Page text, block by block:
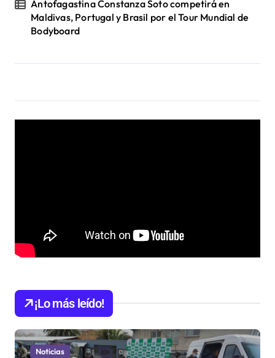
Antofagastina Constanza Soto competirá en
Maldivas, Portugal y Brasil por el Tour Mundial de
Bodyboard
¡Lo más leído!
Noticias